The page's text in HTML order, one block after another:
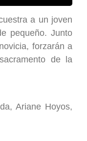
a un joven
pequeño. Junto
forzarán a
de la
Ariane Hoyos,